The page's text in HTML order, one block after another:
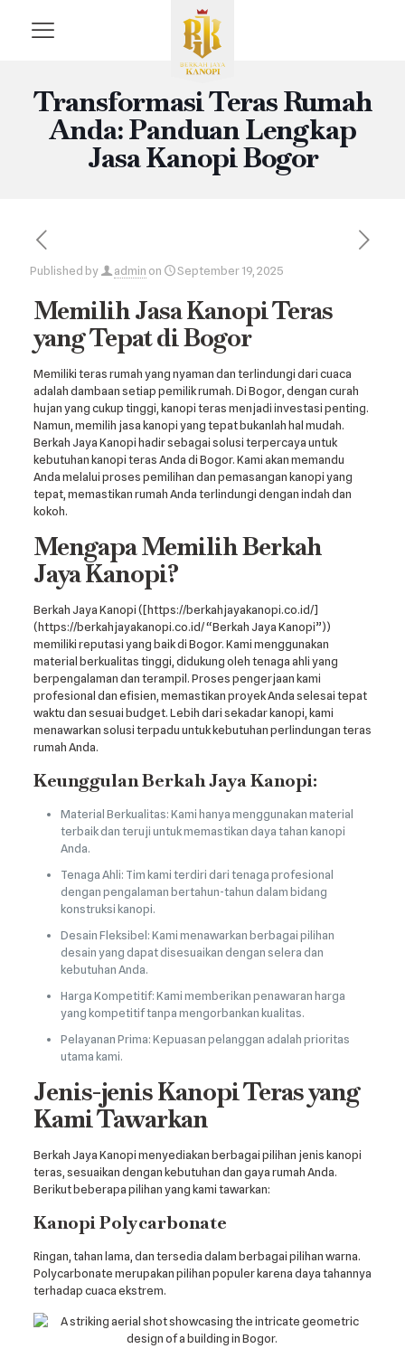
Transformasi Teras Rumah
Anda: Panduan Lengkap
Jasa Kanopi Bogor
Published by admin on September 19, 2025
Memilih Jasa Kanopi Teras
yang Tepat di Bogor
Memiliki teras rumah yang nyaman dan terlindungi dari cuaca
adalah dambaan setiap pemilik rumah. Di Bogor, dengan curah
hujan yang cukup tinggi, kanopi teras menjadi investasi penting.
Namun, memilih jasa kanopi yang tepat bukanlah hal mudah.
Berkah Jaya Kanopi hadir sebagai solusi terpercaya untuk
kebutuhan kanopi teras Anda di Bogor. Kami akan memandu
Anda melalui proses pemilihan dan pemasangan kanopi yang
tepat, memastikan rumah Anda terlindungi dengan indah dan
kokoh.
Mengapa Memilih Berkah
Jaya Kanopi?
Berkah Jaya Kanopi ([https://berkahjayakanopi.co.id/]
(https://berkahjayakanopi.co.id/ “Berkah Jaya Kanopi”))
memiliki reputasi yang baik di Bogor. Kami menggunakan
material berkualitas tinggi, didukung oleh tenaga ahli yang
berpengalaman dan terampil. Proses pengerjaan kami
profesional dan efisien, memastikan proyek Anda selesai tepat
waktu dan sesuai budget. Lebih dari sekadar kanopi, kami
menawarkan solusi terpadu untuk kebutuhan perlindungan teras
rumah Anda.
Keunggulan Berkah Jaya Kanopi:
Material Berkualitas: Kami hanya menggunakan material
terbaik dan teruji untuk memastikan daya tahan kanopi
Anda.
Tenaga Ahli: Tim kami terdiri dari tenaga profesional
dengan pengalaman bertahun-tahun dalam bidang
konstruksi kanopi.
Desain Fleksibel: Kami menawarkan berbagai pilihan
desain yang dapat disesuaikan dengan selera dan
kebutuhan Anda.
Harga Kompetitif: Kami memberikan penawaran harga
yang kompetitif tanpa mengorbankan kualitas.
Pelayanan Prima: Kepuasan pelanggan adalah prioritas
utama kami.
Jenis-jenis Kanopi Teras yang
Kami Tawarkan
Berkah Jaya Kanopi menyediakan berbagai pilihan jenis kanopi
teras, sesuaikan dengan kebutuhan dan gaya rumah Anda.
Berikut beberapa pilihan yang kami tawarkan:
Kanopi Polycarbonate
Ringan, tahan lama, dan tersedia dalam berbagai pilihan warna.
Polycarbonate merupakan pilihan populer karena daya tahannya
terhadap cuaca ekstrem.